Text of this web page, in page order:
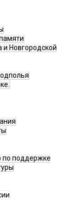
Новгородской
по поддержке